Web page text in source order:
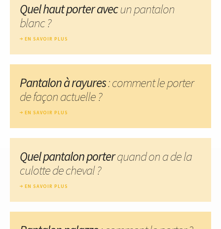
Quel haut porter avecun pantalon
blanc ?
EN SAVOIR PLUS
Pantalon à rayures: comment le porter
de façon actuelle ?
EN SAVOIR PLUS
Quel pantalon porterquand on a de la
culotte de cheval ?
EN SAVOIR PLUS